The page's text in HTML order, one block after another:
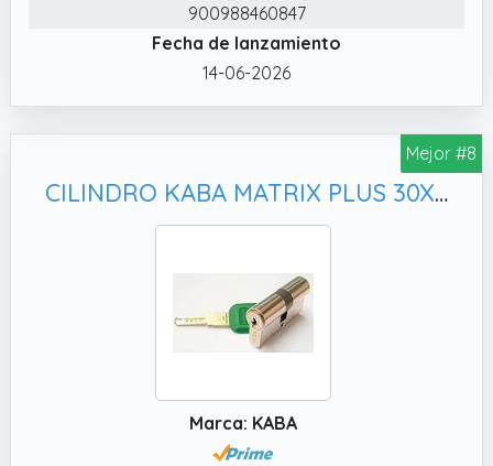
900988460847
Fecha de lanzamiento
14-06-2026
Mejor #8
CILINDRO KABA MATRIX PLUS 30X30 LAM BSZ NIQUEL
Marca: KABA